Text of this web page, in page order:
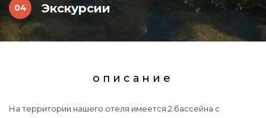
Экскурсии
описание
На территории нашего отеля имеется 2 бассейна с